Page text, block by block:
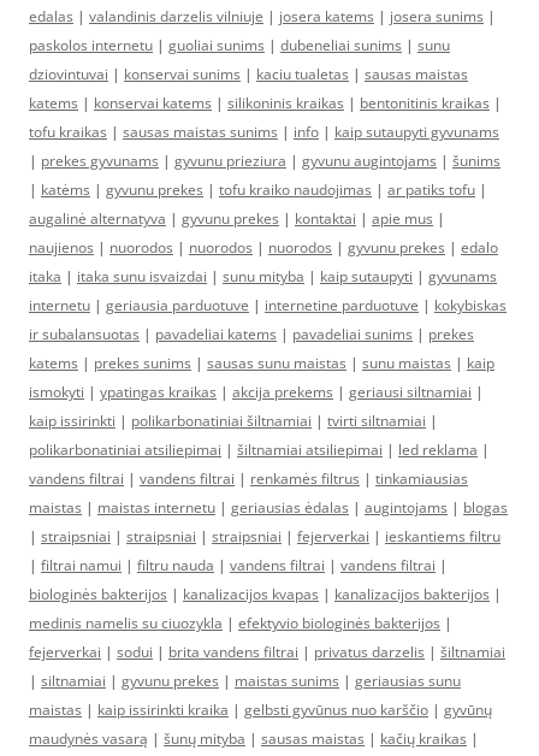
edalas | valandinis darzelis vilniuje | josera katems | josera sunims |
paskolos internetu | guoliai sunims | dubeneliai sunims | sunu
dziovintuvai | konservai sunims | kaciu tualetas | sausas maistas
katems | konservai katems | silikoninis kraikas | bentonitinis kraikas |
tofu kraikas | sausas maistas sunims | info | kaip sutaupyti gyvunams
| prekes gyvunams | gyvunu prieziura | gyvunu augintojams | šunims
| katėms | gyvunu prekes | tofu kraiko naudojimas | ar patiks tofu |
augalinė alternatyva | gyvunu prekes | kontaktai | apie mus |
naujienos | nuorodos | nuorodos | nuorodos | gyvunu prekes | edalo
itaka | itaka sunu isvaizdai | sunu mityba | kaip sutaupyti | gyvunams
internetu | geriausia parduotuve | internetine parduotuve | kokybiskas
ir subalansuotas | pavadeliai katems | pavadeliai sunims | prekes
katems | prekes sunims | sausas sunu maistas | sunu maistas | kaip
ismokyti | ypatingas kraikas | akcija prekems | geriausi siltnamiai |
kaip issirinkti | polikarbonatiniai šiltnamiai | tvirti siltnamiai |
polikarbonatiniai atsiliepimai | šiltnamiai atsiliepimai | led reklama |
vandens filtrai | vandens filtrai | renkamės filtrus | tinkamiausias
maistas | maistas internetu | geriausias ėdalas | augintojams | blogas
| straipsniai | straipsniai | straipsniai | fejerverkai | ieskantiems filtru
| filtrai namui | filtru nauda | vandens filtrai | vandens filtrai |
biologinės bakterijos | kanalizacijos kvapas | kanalizacijos bakterijos |
medinis namelis su ciuozykla | efektyvio biologinės bakterijos |
fejerverkai | sodui | brita vandens filtrai | privatus darzelis | šiltnamiai
| siltnamiai | gyvunu prekes | maistas sunims | geriausias sunu
maistas | kaip issirinkti kraika | gelbsti gyvūnus nuo karščio | gyvūnų
maudynės vasarą | šunų mityba | sausas maistas | kačių kraikas |